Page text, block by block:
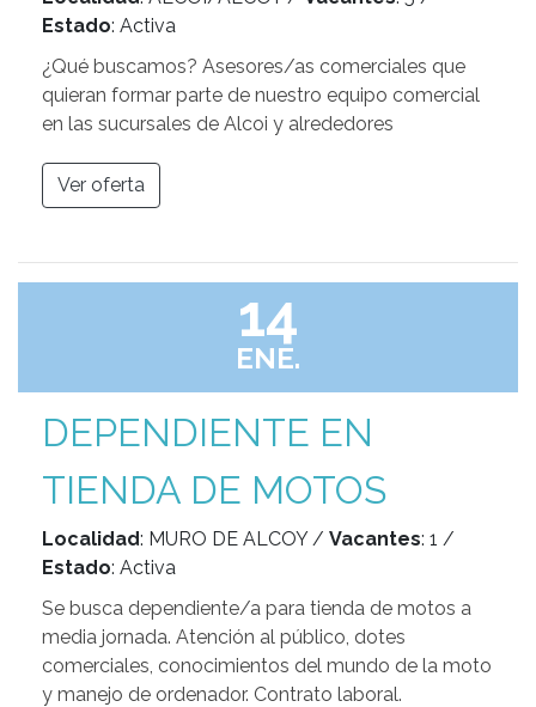
Estado: Activa
¿Qué buscamos? Asesores/as comerciales que
quieran formar parte de nuestro equipo comercial
en las sucursales de Alcoi y alrededores
Ver oferta
14
ENE.
DEPENDIENTE EN
TIENDA DE MOTOS
Localidad: MURO DE ALCOY / Vacantes: 1 /
Estado: Activa
Se busca dependiente/a para tienda de motos a
media jornada. Atención al público, dotes
comerciales, conocimientos del mundo de la moto
y manejo de ordenador. Contrato laboral.